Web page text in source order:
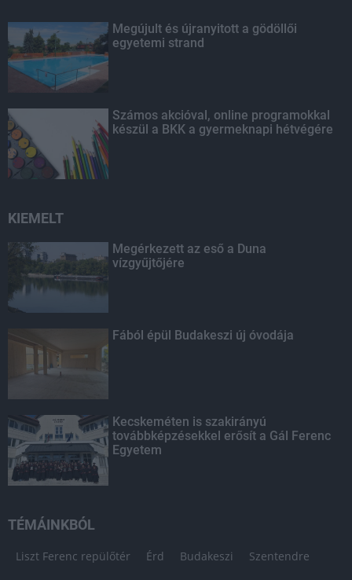
Megújult és újranyitott a gödöllői
egyetemi strand
Számos akcióval, online programokkal
készül a BKK a gyermeknapi hétvégére
KIEMELT
Megérkezett az eső a Duna
vízgyűjtőjére
Fából épül Budakeszi új óvodája
Kecskeméten is szakirányú
továbbképzésekkel erősít a Gál Ferenc
Egyetem
TÉMÁINKBÓL
Liszt Ferenc repülőtér Érd Budakeszi Szentendre